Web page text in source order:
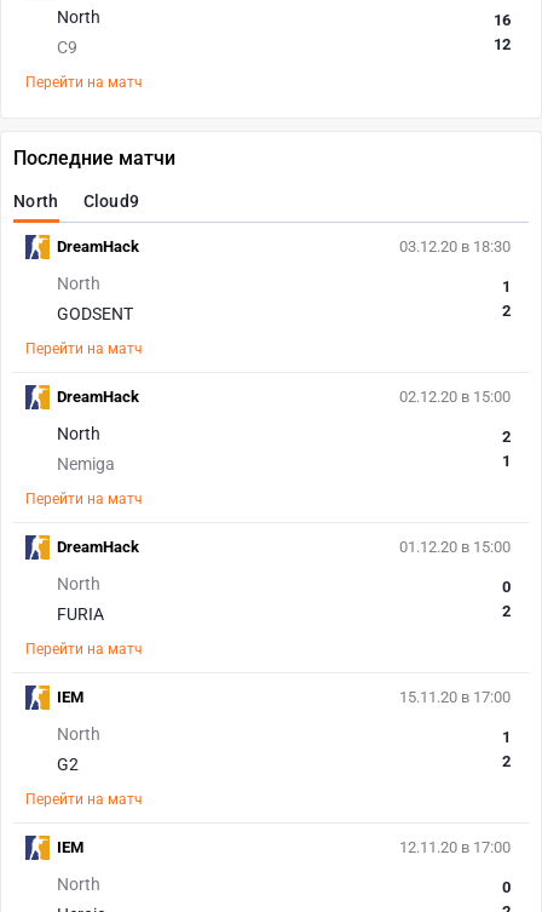
North
C9
16
12
Перейти на матч
Последние матчи
North Cloud9
03.12.20 в 18:30
North
GODSENT
1
2
Перейти на матч
DreamHack
02.12.20 в 15:00
North
Nemiga
2
1
Перейти на матч
DreamHack
01.12.20 в 15:00
North
FURIA
0
2
Перейти на матч
DreamHack
15.11.20 в 17:00
North
G2
1
2
Перейти на матч
IEM
12.11.20 в 17:00
North
0
IEM